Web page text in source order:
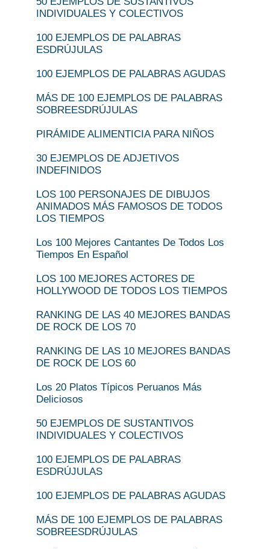
INDIVIDUALES Y COLECTIVOS
100 EJEMPLOS DE PALABRAS
ESDRÚJULAS
100 EJEMPLOS DE PALABRAS AGUDAS
MÁS DE 100 EJEMPLOS DE PALABRAS
SOBREESDRÚJULAS
PIRÁMIDE ALIMENTICIA PARA NIÑOS
30 EJEMPLOS DE ADJETIVOS
INDEFINIDOS
LOS 100 PERSONAJES DE DIBUJOS
ANIMADOS MÁS FAMOSOS DE TODOS
LOS TIEMPOS
Los 100 Mejores Cantantes De Todos Los
Tiempos En Español
LOS 100 MEJORES ACTORES DE
HOLLYWOOD DE TODOS LOS TIEMPOS
RANKING DE LAS 40 MEJORES BANDAS
DE ROCK DE LOS 70
RANKING DE LAS 10 MEJORES BANDAS
DE ROCK DE LOS 60
Los 20 Platos Típicos Peruanos Más
Deliciosos
50 EJEMPLOS DE SUSTANTIVOS
INDIVIDUALES Y COLECTIVOS
100 EJEMPLOS DE PALABRAS
ESDRÚJULAS
100 EJEMPLOS DE PALABRAS AGUDAS
MÁS DE 100 EJEMPLOS DE PALABRAS
SOBREESDRÚJULAS